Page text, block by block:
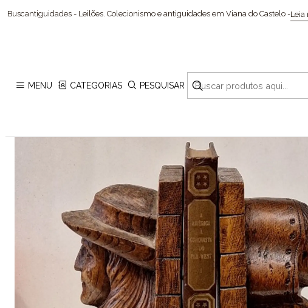
MENU CATEGORIAS PESQUISAR
Buscantiguidades - Leilões. Colecionismo e antiguidades em Viana do Castelo -Leia
Início Esculturas